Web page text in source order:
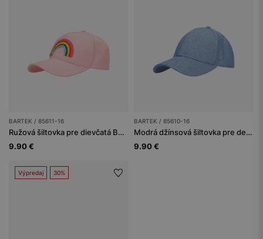
BARTEK / 85611-16
Ružová šiltovka pre dievčatá BARTEK 85611-16
9.90 €
BARTEK / 85610-16
Modrá džínsová šiltovka pre deti BARTEK 85610-16
9.90 €
Výpredaj 30%